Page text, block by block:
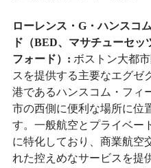
ローレンス・G・ハンスコ
ド（BED、マサチューセッ
フォード）: ボストン大都
スを提供する主要なエグゼ
港であるハンスコム・フィ
市の西側に便利な場所に位
す。一般航空とプライベー
に特化しており、商業航空
れた控えめなサービスを提